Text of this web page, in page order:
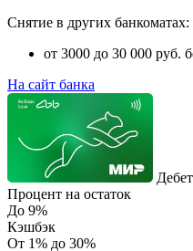
Снятие в других банкоматах:
от 3000 до 30 000 руб.
На сайт банка
Процент на остаток
До 9%
Кэшбэк
От 1% до 30%